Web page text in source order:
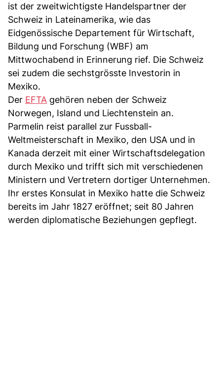
ist der zweitwichtigste Handelspartner der
Schweiz in Lateinamerika, wie das
Eidgenössische Departement für Wirtschaft,
Bildung und Forschung (WBF) am
Mittwochabend in Erinnerung rief. Die Schweiz
sei zudem die sechstgrösste Investorin in
Mexiko.
Der EFTA gehören neben der Schweiz
Norwegen, Island und Liechtenstein an.
Parmelin reist parallel zur Fussball-
Weltmeisterschaft in Mexiko, den USA und in
Kanada derzeit mit einer Wirtschaftsdelegation
durch Mexiko und trifft sich mit verschiedenen
Ministern und Vertretern dortiger Unternehmen.
Ihr erstes Konsulat in Mexiko hatte die Schweiz
bereits im Jahr 1827 eröffnet; seit 80 Jahren
werden diplomatische Beziehungen gepflegt.